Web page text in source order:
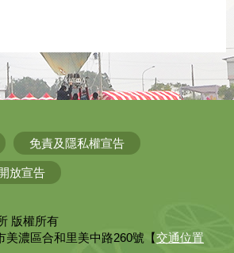
免責及隱私權宣告
放宣告
版權所有
美濃區合和里美中路260號【交通位置